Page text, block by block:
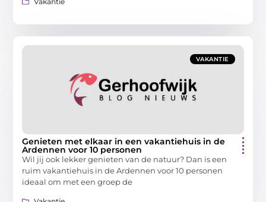
VAKANTIE
Genieten met elkaar in een vakantiehuis in de
Ardennen voor 10 personen
Wil jij ook lekker genieten van de natuur? Dan is een
ruim vakantiehuis in de Ardennen voor 10 personen
ideaal om met een groep de